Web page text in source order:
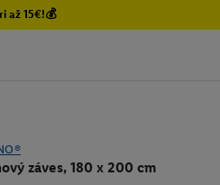
až 15€!💰
záves, 180 x 200 cm